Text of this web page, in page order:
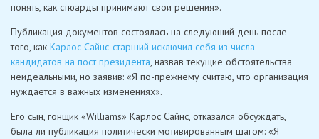
понять, как стюарды принимают свои решения».
Публикация документов состоялась на следующий день после
того, как Карлос Сайнс-старший исключил себя из числа
кандидатов на пост президента, назвав текущие обстоятельства
неидеальными, но заявив: «Я по-прежнему считаю, что организация
нуждается в важных изменениях».
Его сын, гонщик «Williams» Карлос Сайнс, отказался обсуждать,
была ли публикация политически мотивированным шагом: «Я